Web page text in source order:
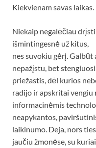
Kiekvienam savas laikas.
Niekaip negalėčiau
išmintingesnė už kitus,
nes suvokiu gėrį.
nepažįstu, bet
priežastis, dėl kurios
radijo ir apskritai vengiu
informacinėmis
neapykantos,
laikinumo. Deja, nors
jaučiu žmonėse, su